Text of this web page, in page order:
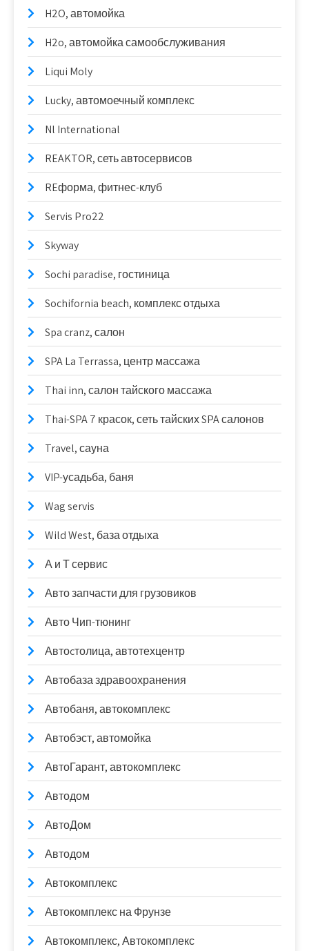
H2O, автомойка
H2o, автомойка самообслуживания
Liqui Moly
Lucky, автомоечный комплекс
Nl International
REAKTOR, сеть автосервисов
REформа, фитнес-клуб
Servis Pro22
Skyway
Sochi paradise, гостиница
Sochifornia beach, комплекс отдыха
Spa cranz, салон
SPA La Terrassa, центр массажа
Thai inn, салон тайского массажа
Thai-SPA 7 красок, сеть тайских SPA салонов
Travel, сауна
VIP-усадьба, баня
Wag servis
Wild West, база отдыха
А и Т сервис
Авто запчасти для грузовиков
Авто Чип-тюнинг
Автоcтолица, автотехцентр
Автобаза здравоохранения
Автобаня, автокомплекс
Автобэст, автомойка
АвтоГарант, автокомплекс
Автодом
АвтоДом
Автодом
Автокомплекс
Автокомплекс на Фрунзе
Автокомплекс, Автокомплекс